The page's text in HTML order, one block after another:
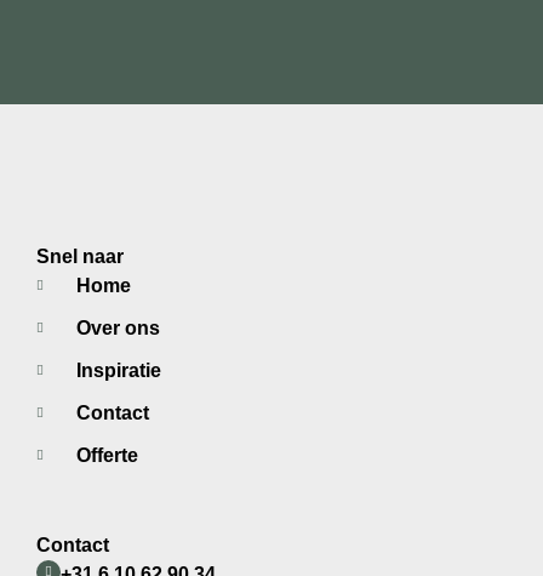
Snel naar
Home
Over ons
Inspiratie
Contact
Offerte
Contact